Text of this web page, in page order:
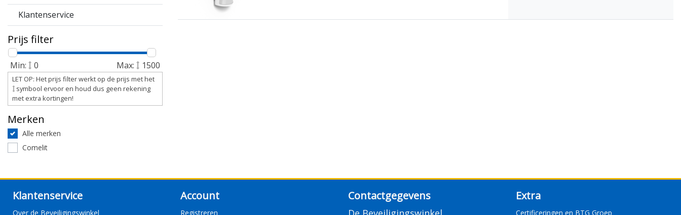
Klantenservice
Prijs filter
Min: 0 Max: 1500
LET OP: Het prijs filter werkt op de prijs met het
symbool ervoor en houd dus geen rekening
met extra kortingen!
Merken
Alle merken
Comelit
Klantenservice
Over de Beveiligingswinkel
Account
Registreren
Contactgegevens Extra
Certificeringen en BTG Groep